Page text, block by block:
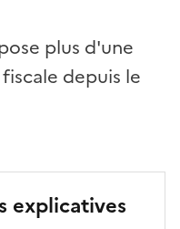
plus d'une
depuis le
explicatives